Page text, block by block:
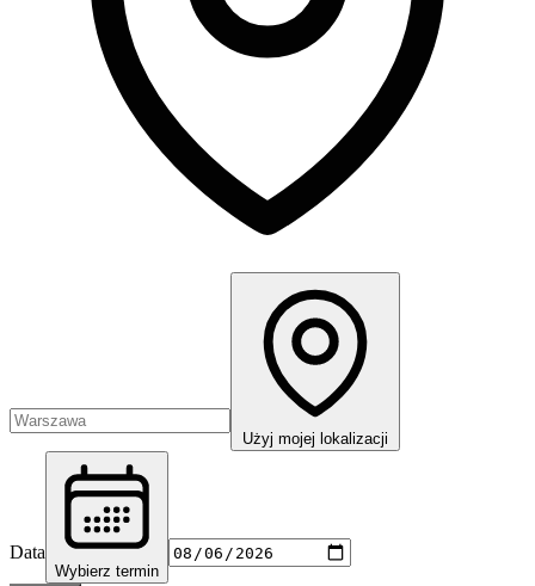
Użyj mojej lokalizacji
Data
Wybierz termin